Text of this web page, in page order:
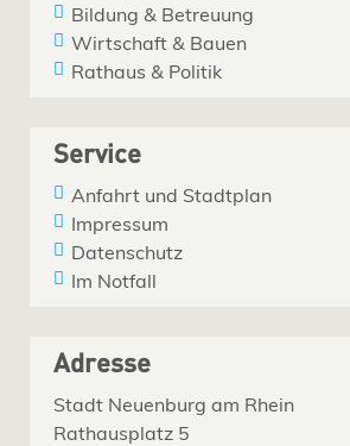
Bildung & Betreuung
Wirtschaft & Bauen
Rathaus & Politik
Service
Anfahrt und Stadtplan
Impressum
Datenschutz
Im Notfall
Adresse
Stadt Neuenburg am Rhein
Rathausplatz 5